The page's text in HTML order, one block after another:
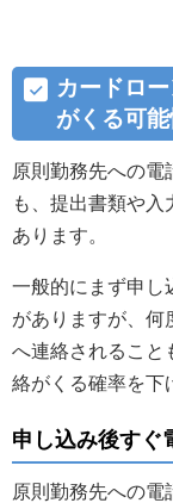
カードロ
がくる可
原則勤務先への電
も、提出書類や
あります。
一般的にまず申し
がありますが、何
へ連絡されること
絡がくる確率を下
申し込み後すぐ
原則勤務先への電